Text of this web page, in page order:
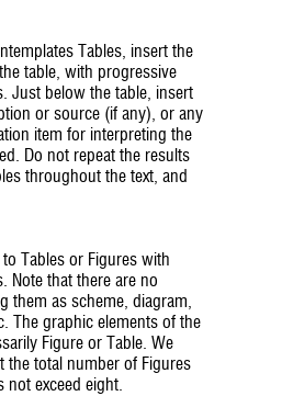
Tables, insert the
table, with progressive
Just below the table, insert
or source (if any), or any
item for interpreting the
Do not repeat the results
throughout the text, and
Tables or Figures with
Note that there are no
them as scheme, diagram,
The graphic elements of the
Figure or Table. We
the total number of Figures
not exceed eight.